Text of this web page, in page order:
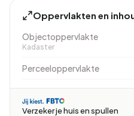
Oppervlakten en
Objectoppervlakte
Kadaster
Perceeloppervlakte
Verzeker je huis en spullen